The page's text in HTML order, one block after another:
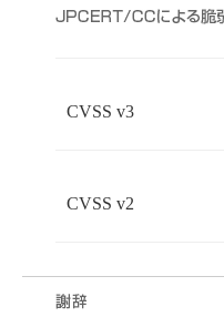
CVSS v3
CVSS v2